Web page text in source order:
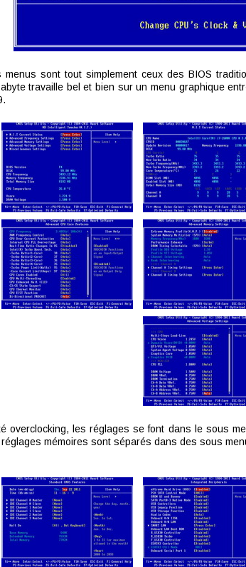
menus sont tout simplement ceux des BIOS
travaille bel et bien sur un menu graphique
overclocking, les réglages se font dans le sous
réglages mémoires sont séparés dans des sous